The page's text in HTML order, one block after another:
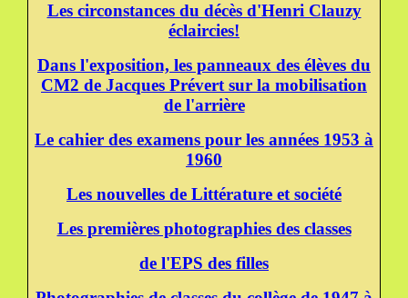
Les circonstances du décès d'Henri Clauzy
éclaircies!
Dans l'exposition, les panneaux des élèves du
CM2 de Jacques Prévert sur la mobilisation
de l'arrière
Le cahier des examens pour les années 1953 à
1960
Les nouvelles de Littérature et société
Les premières photographies des classes
de l'EPS des filles